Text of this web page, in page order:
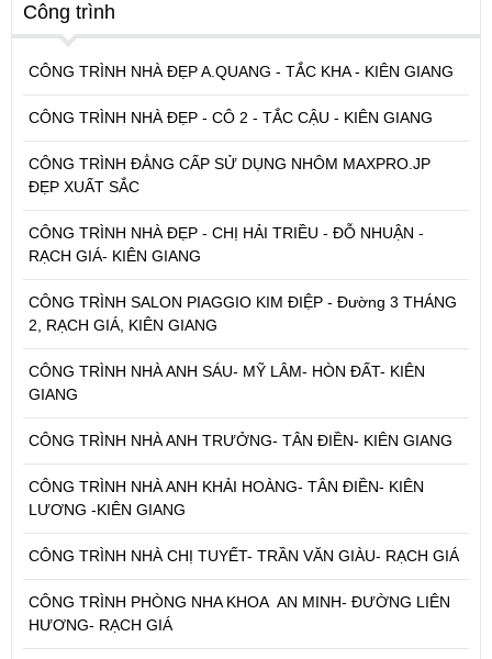
Công trình
CÔNG TRÌNH NHÀ ĐẸP A.QUANG - TẮC KHA - KIÊN GIANG
CÔNG TRÌNH NHÀ ĐẸP - CÔ 2 - TẮC CẬU - KIÊN GIANG
CÔNG TRÌNH ĐẲNG CẤP SỬ DỤNG NHÔM MAXPRO.JP
ĐẸP XUẤT SẮC
CÔNG TRÌNH NHÀ ĐẸP - CHỊ HẢI TRIỀU - ĐỖ NHUẬN -
RẠCH GIÁ- KIÊN GIANG
CÔNG TRÌNH SALON PIAGGIO KIM ĐIỆP - Đường 3 THÁNG
2, RẠCH GIÁ, KIÊN GIANG
CÔNG TRÌNH NHÀ ANH SÁU- MỸ LÂM- HÒN ĐẤT- KIÊN
GIANG
CÔNG TRÌNH NHÀ ANH TRƯỞNG- TÂN ĐIỀN- KIÊN GIANG
CÔNG TRÌNH NHÀ ANH KHẢI HOÀNG- TÂN ĐIỀN- KIÊN
LƯƠNG -KIÊN GIANG
CÔNG TRÌNH NHÀ CHỊ TUYẾT- TRẦN VĂN GIÀU- RẠCH GIÁ
CÔNG TRÌNH PHÒNG NHA KHOA AN MINH- ĐƯỜNG LIÊN
HƯƠNG- RẠCH GIÁ